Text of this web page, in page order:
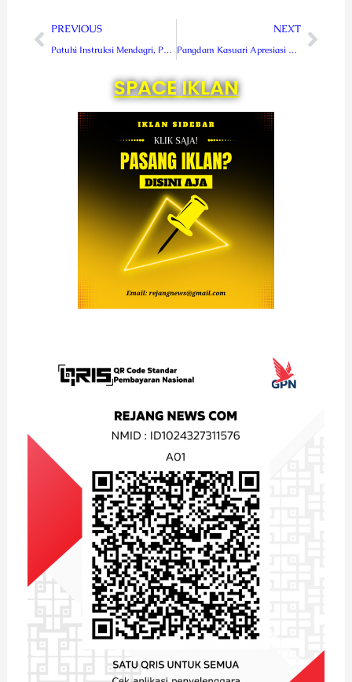
Prev
PREVIOUS
Patuhi Instruksi Mendagri, Pemkab Lebong Lantik 83 Pejabat Fungsional
NEXT
Pangdam Kasuari Apresiasi Personel Kodim dan Polres di Maybrat
Next
SPACE IKLAN